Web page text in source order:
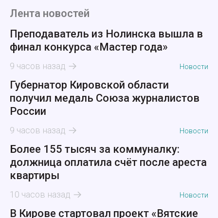
Лента новостей
Преподаватель из Нолинска вышла в
финал конкурса «Мастер года»
9 часов назад Новости
Губернатор Кировской области
получил медаль Союза журналистов
России
9 часов назад Новости
Более 155 тысяч за коммуналку:
должница оплатила счёт после ареста
квартиры
10 часов назад Новости
В Кирове стартовал проект «Вятские